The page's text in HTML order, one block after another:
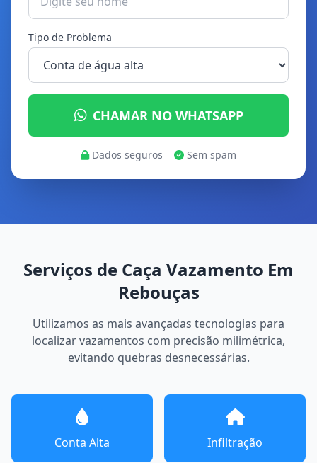
Tipo de Problema
CHAMAR NO WHATSAPP
Dados seguros Sem spam
Serviços de Caça Vazamento Em
Rebouças
Utilizamos as mais avançadas tecnologias para
localizar vazamentos com precisão milimétrica,
evitando quebras desnecessárias.
Conta Alta Infiltração